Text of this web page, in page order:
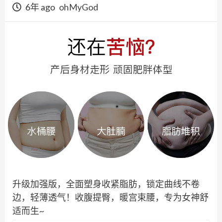
6年 ago ohMyGod
升级加强版，全面塑身收紧脂肪，锁定曲线不卷
边，轻薄透气！收腹提臀，暖宫束腰，专为女神舒
适而生~